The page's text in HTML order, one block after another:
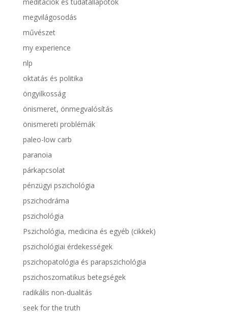
megvilágosodás
művészet
my experience
nlp
oktatás és politika
öngyilkosság
önismeret, önmegvalósítás
önismereti problémák
paleo-low carb
paranoia
párkapcsolat
pénzügyi pszichológia
pszichodráma
pszichológia
Pszichológia, medicina és egyéb (cikkek)
pszichológiai érdekességek
pszichopatológia és parapszichológia
pszichoszomatikus betegségek
radikális non-dualitás
seek for the truth